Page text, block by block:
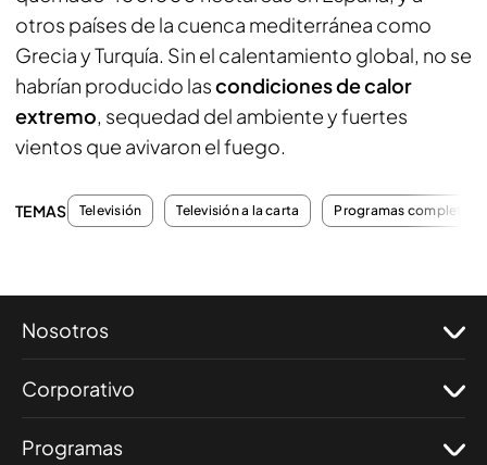
otros países de la cuenca mediterránea como
Grecia y Turquía. Sin el calentamiento global, no se
habrían producido lascondiciones de calor
extremo, sequedad del ambiente y fuertes
vientos que avivaron el fuego.
TEMAS Televisión Televisión a la carta Programas completos
Nosotros
Corporativo
Programas